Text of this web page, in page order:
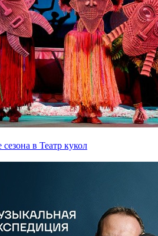
в Театр кукол